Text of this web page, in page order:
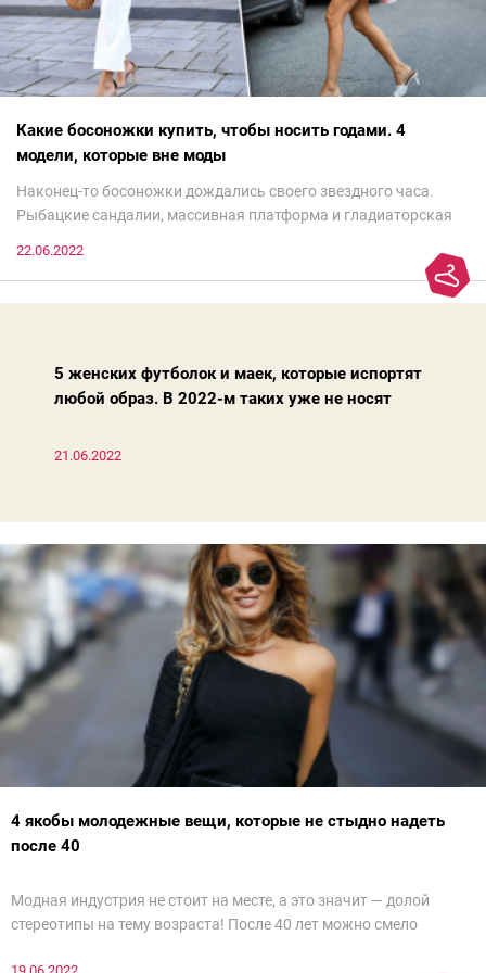
Какие босоножки купить, чтобы носить годами. 4
модели, которые вне моды
Наконец-то босоножки дождались своего звездного часа.
Рыбацкие сандалии, массивная платформа и гладиаторская
модно, совсем не обязательно бежать за ними в магазин.
Достаточно лишь провести ревизию прошлогодних покупок.
22.06.2022
5 женских футболок и маек, которые испортят
любой образ. В 2022-м таких уже не носят
21.06.2022
4 якобы молодежные вещи, которые не стыдно надеть
после 40
Модная индустрия не стоит на месте, а это значит — долой
стереотипы на тему возраста! После 40 лет можно смело